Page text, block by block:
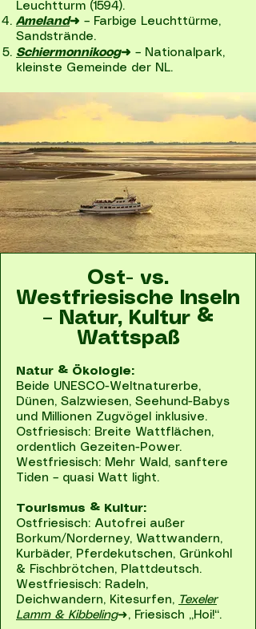
Leuchtturm (1594).
Ameland➜ – Farbige Leuchttürme,
Sandstrände.
Schiermonnikoog➜ – Nationalpark,
kleinste Gemeinde der NL.
Ost- vs.
Westfriesische Inseln
– Natur, Kultur &
Wattspaß
Natur & Ökologie:
Beide UNESCO-Weltnaturerbe,
Dünen, Salzwiesen, Seehund-Babys
und Millionen Zugvögel inklusive.
Ostfriesisch: Breite Wattflächen,
ordentlich Gezeiten-Power.
Westfriesisch: Mehr Wald, sanftere
Tiden – quasi Watt light.
Tourismus & Kultur:
Ostfriesisch: Autofrei außer
Borkum/Norderney, Wattwandern,
Kurbäder, Pferdekutschen, Grünkohl
& Fischbrötchen, Plattdeutsch.
Westfriesisch: Radeln,
Deichwandern, Kitesurfen, Texeler
Lamm & Kibbeling➜, Friesisch „Hoi!“.